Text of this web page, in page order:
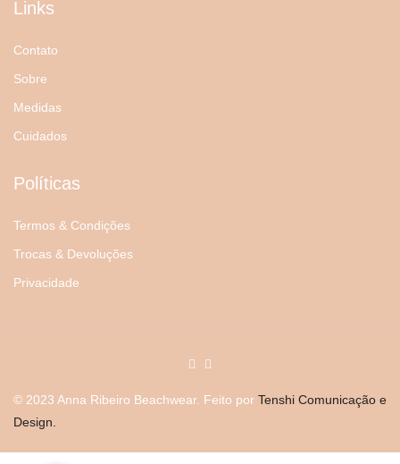
Links
Contato
Sobre
Medidas
Cuidados
Políticas
Termos & Condições
Trocas & Devoluções
Privacidade
© 2023 Anna Ribeiro Beachwear. Feito por Tenshi Comunicação e
Design.